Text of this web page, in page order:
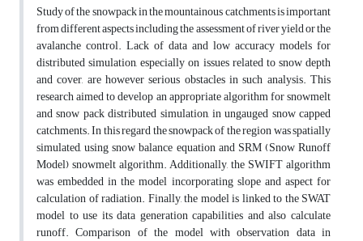
Study of the snowpack in the mountainous catchments is important
from different aspects including the assessment of river yield or the
avalanche control. Lack of data and low accuracy models for
distributed simulation, especially on issues related to snow depth
and cover, are however serious obstacles in such analysis. This
research aimed to develop an appropriate algorithm for snowmelt
and snow pack distributed simulation, in ungauged snow capped
catchments. In this regard the snowpack of the region was spatially
simulated, using snow balance equation and SRM (Snow Runoff
Model) snowmelt algorithm. Additionally, the SWIFT algorithm
was embedded in the model incorporating slope and aspect for
calculation of radiation. Finally, the model is linked to the SWAT
model to use its data generation capabilities and also calculate
runoff. Comparison of the model with observation data in